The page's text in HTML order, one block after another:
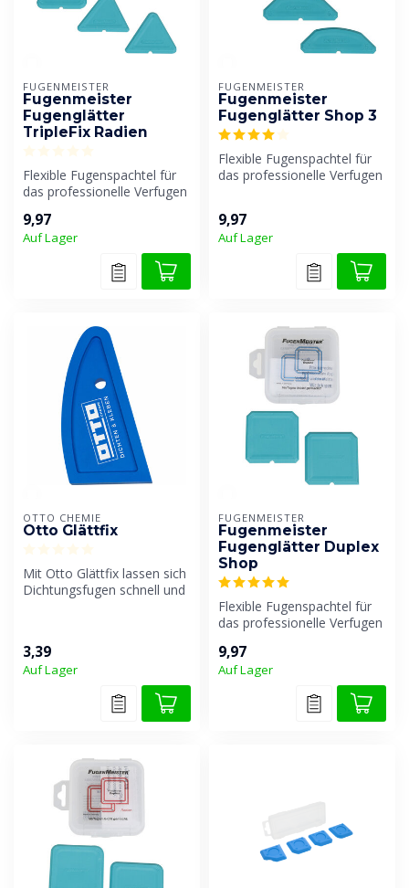
FUGENMEISTER
Fugenmeister
Fugenglätter
TripleFix Radien
Flexible Fugenspachtel für
das professionelle Verfugen
9,97
Auf Lager
FUGENMEISTER
Fugenmeister
Fugenglätter Shop 3
Flexible Fugenspachtel für
das professionelle Verfugen
9,97
Auf Lager
OTTO CHEMIE
Otto Glättfix
Mit Otto Glättfix lassen sich
Dichtungsfugen schnell und
3,39
Auf Lager
FUGENMEISTER
Fugenmeister
Fugenglätter Duplex
Shop
Flexible Fugenspachtel für
das professionelle Verfugen
9,97
Auf Lager